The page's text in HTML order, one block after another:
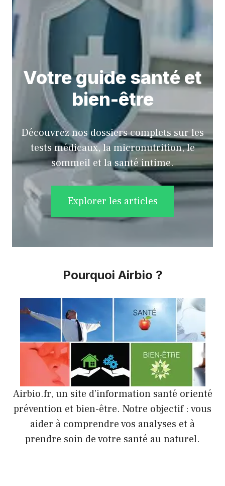
Votre guide santé et
bien-être
Découvrez nos dossiers complets sur les
tests médicaux, la micronutrition, le
sommeil et la santé intime.
Explorer les articles
Pourquoi Airbio ?
Airbio.fr, un site d’information santé orienté
prévention et bien-être. Notre objectif : vous
aider à comprendre vos analyses et à
prendre soin de votre santé au naturel.